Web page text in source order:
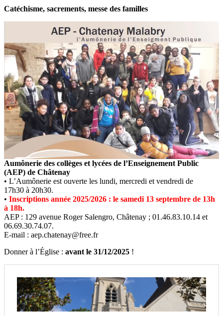
Catéchisme, sacrements, messe des familles
Aumônerie des collèges et lycées de l’Enseignement Public
(AEP) de Châtenay
• L’Aumônerie est ouverte les lundi, mercredi et vendredi de
17h30 à 20h30.
• Inscriptions année 2025/2026 : le samedi 13 septembre de 13h
à 18h.
AEP : 129 avenue Roger Salengro, Châtenay ; 01.46.83.10.14 et
06.69.30.74.07.
E-mail : aep.chatenay@free.fr
Donner à l’Église : avant le 31/12/2025 !